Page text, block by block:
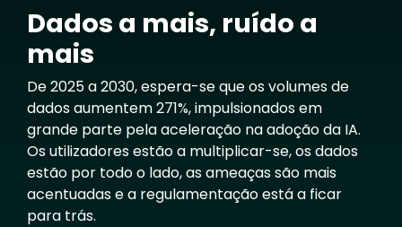
Dados a mais, ruído a
mais
De 2025 a 2030, espera-se que os volumes de
dados aumentem 271%, impulsionados em
grande parte pela aceleração na adoção da IA.
Os utilizadores estão a multiplicar-se, os dados
estão por todo o lado, as ameaças são mais
acentuadas e a regulamentação está a ficar
para trás.